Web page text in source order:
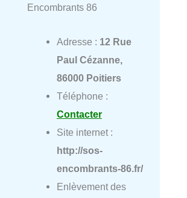
Encombrants 86
Adresse : 12 Rue
Paul Cézanne,
86000 Poitiers
Téléphone :
Contacter
Site internet :
http://sos-
encombrants-86.fr/
Enlèvement des